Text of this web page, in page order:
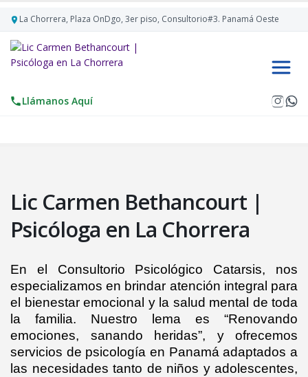
La Chorrera, Plaza OnDgo, 3er piso, Consultorio#3. Panamá Oeste
Llámanos Aquí
Lic Carmen Bethancourt |
Psicóloga en La Chorrera
En el Consultorio Psicológico Catarsis, nos
especializamos en brindar atención integral para
el bienestar emocional y la salud mental de toda
la familia. Nuestro lema es “Renovando
emociones, sanando heridas”, y ofrecemos
servicios de psicología en Panamá adaptados a
las necesidades tanto de niños y adolescentes,